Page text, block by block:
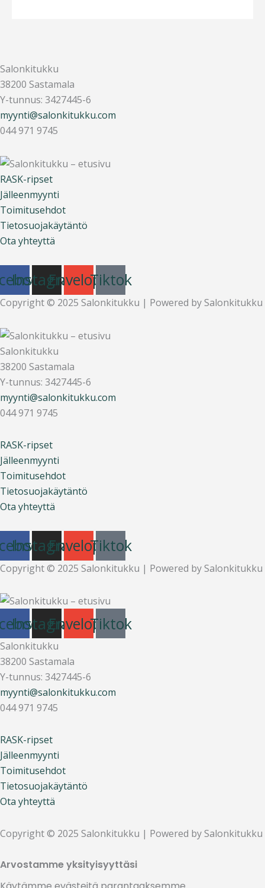
Salonkitukku
38200 Sastamala
Y-tunnus: 3427445-6
myynti@salonkitukku.com
044 971 9745
RASK-ripset
Jälleenmyynti
Toimitusehdot
Tietosuojakäytäntö
Ota yhteyttä
Instagram
EnvelopeTiktok
Copyright © 2025 Salonkitukku | Powered by Salonkitukku
Salonkitukku
38200 Sastamala
Y-tunnus: 3427445-6
myynti@salonkitukku.com
044 971 9745
RASK-ripset
Jälleenmyynti
Toimitusehdot
Tietosuojakäytäntö
Ota yhteyttä
Instagram
EnvelopeTiktok
Copyright © 2025 Salonkitukku | Powered by Salonkitukku
Instagram
EnvelopeTiktok
Salonkitukku
38200 Sastamala
Y-tunnus: 3427445-6
myynti@salonkitukku.com
044 971 9745
RASK-ripset
Jälleenmyynti
Toimitusehdot
Tietosuojakäytäntö
Ota yhteyttä
Copyright © 2025 Salonkitukku | Powered by Salonkitukku
Arvostamme yksityisyyttäsi